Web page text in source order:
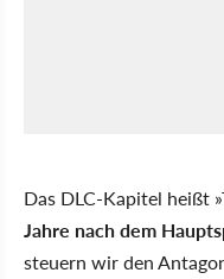
Das DLC-Kapitel heißt
Jahre nach dem
steuern wir den